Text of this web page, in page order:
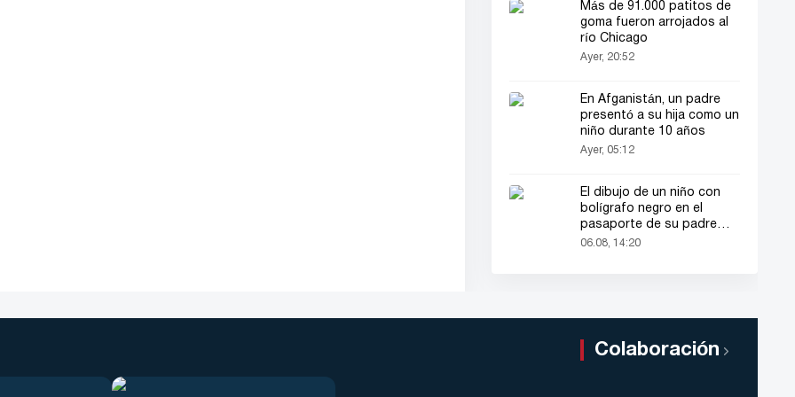
Más de 91.000 patitos de
goma fueron arrojados al
río Chicago
Ayer, 20:52
En Afganistán, un padre
presentó a su hija como un
niño durante 10 años
Ayer, 05:12
El dibujo de un niño con
bolígrafo negro en el
pasaporte de su padre
llamó la atención de todos
06.08, 14:20
Colaboración